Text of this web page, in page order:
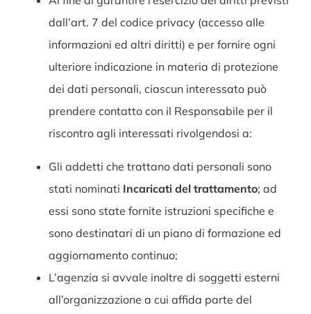
dall’art. 7 del codice privacy (accesso alle
informazioni ed altri diritti) e per fornire ogni
ulteriore indicazione in materia di protezione
dei dati personali, ciascun interessato può
prendere contatto con il Responsabile per il
riscontro agli interessati rivolgendosi a:
Gli addetti che trattano dati personali sono
stati nominati Incaricati del trattamento; ad
essi sono state fornite istruzioni specifiche e
sono destinatari di un piano di formazione ed
aggiornamento continuo;
L’agenzia si avvale inoltre di soggetti esterni
all’organizzazione a cui affida parte del